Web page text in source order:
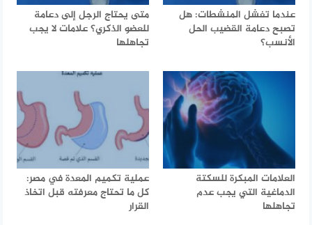
عندما تفشل المنشطات: هل
تصبح دعامة القضيب الحل
الأنسب؟
متى يحتاج الرجل إلى دعامة
للعضو الذكري؟ علامات لا يجب
تجاهلها
العلامات المبكرة للسكتة
الدماغية التي يجب عدم
تجاهلها
عملية تكميم المعدة في مصر:
كل ما تحتاج معرفته قبل اتخاذ
القرار